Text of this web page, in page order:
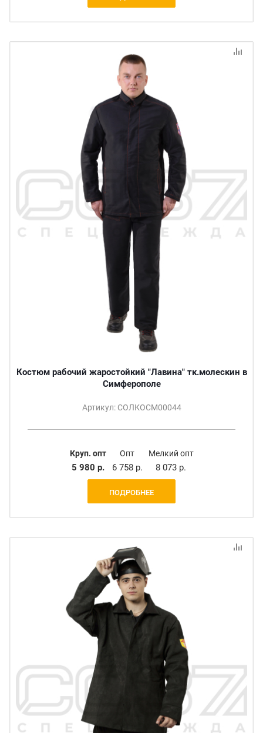
Костюм рабочий жаростойкий "Лавина" тк.молескин в
Симферополе
Артикул: СОЛКОСМ00044
Круп. опт
5 980 р.
Опт
6 758 р.
Мелкий опт
8 073 р.
ПОДРОБНЕЕ